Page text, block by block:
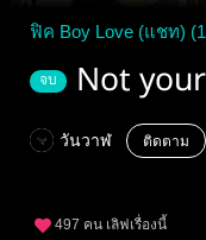
ฟิค Boy Love (แชท)
จบ Not
วันวาฬ ติดตาม
497 คน เลิฟเรื่องนี้